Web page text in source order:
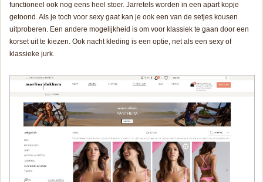
functioneel ook nog eens heel stoer. Jarretels worden in een apart kopje
getoond. Als je toch voor sexy gaat kan je ook een van de setjes kousen
uitproberen. Een andere mogelijkheid is om voor klassiek te gaan door een
korset uit te kiezen. Ook nacht kleding is een optie, net als een sexy of
klassieke jurk.